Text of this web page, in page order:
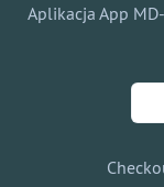
Aplikacja App